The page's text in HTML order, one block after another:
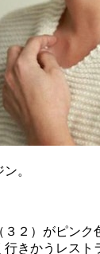
。
２）がピン
きかうレス